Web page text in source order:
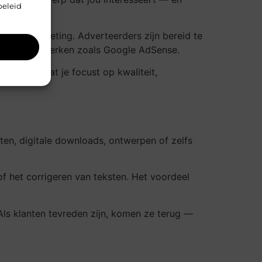
marketing. Adverteerders zijn bereid te
van netwerken zoals Google AdSense.
dat je focust op kwaliteit,
digitale downloads, ontwerpen of zelfs
het corrigeren van teksten. Het voordeel
klanten tevreden zijn, komen ze terug —